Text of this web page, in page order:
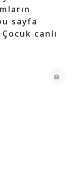
sayfa
canlı